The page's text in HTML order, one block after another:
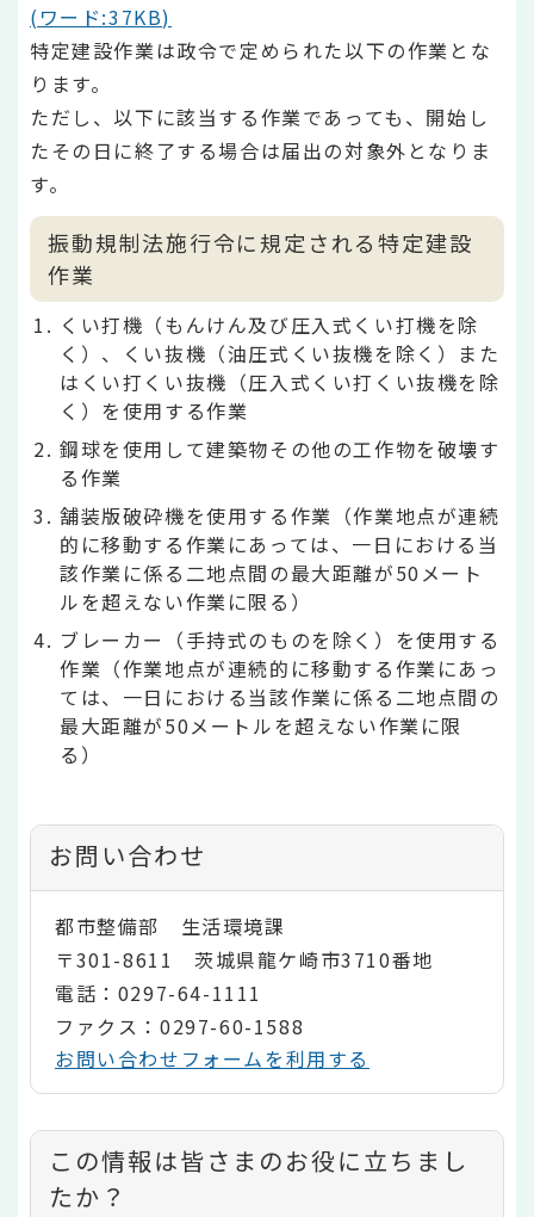
(ワード:37KB)
特定建設作業は政令で定められた以下の作業とな
ります。
ただし、以下に該当する作業であっても、開始し
たその日に終了する場合は届出の対象外となりま
す。
振動規制法施行令に規定される特定建設
作業
くい打機（もんけん及び圧入式くい打機を除
く）、くい抜機（油圧式くい抜機を除く）また
はくい打くい抜機（圧入式くい打くい抜機を除
く）を使用する作業
鋼球を使用して建築物その他の工作物を破壊す
る作業
舗装版破砕機を使用する作業（作業地点が連続
的に移動する作業にあっては、一日における当
該作業に係る二地点間の最大距離が50メート
ルを超えない作業に限る）
ブレーカー（手持式のものを除く）を使用する
作業（作業地点が連続的に移動する作業にあっ
ては、一日における当該作業に係る二地点間の
最大距離が50メートルを超えない作業に限
る）
お問い合わせ
都市整備部 生活環境課
〒301-8611 茨城県龍ケ崎市3710番地
電話：0297-64-1111
ファクス：0297-60-1588
お問い合わせフォームを利用する
コ
ン
この情報は皆さまのお役に立ちまし
たか？